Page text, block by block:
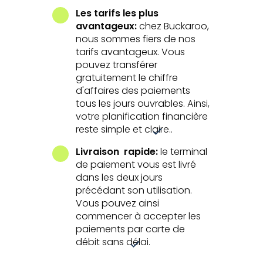
Les tarifs les plus
avantageux:chez Buckaroo,
nous sommes fiers de nos
tarifs avantageux. Vous
pouvez transférer
gratuitement le chiffre
d'affaires des paiements
tous les jours ouvrables. Ainsi,
votre planification financière
reste simple et claire..
Livraison rapide:le terminal
de paiement vous est livré
dans les deux jours
précédant son utilisation.
Vous pouvez ainsi
commencer à accepter les
paiements par carte de
débit sans délai.